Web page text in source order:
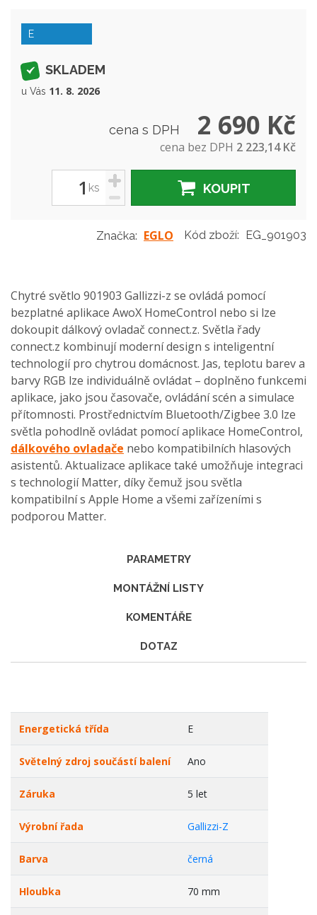
E
SKLADEM
u Vás 11. 8. 2026
cena s DPH 2 690 Kč
cena bez DPH 2 223,14 Kč
ks
+
-
KOUPIT
Značka: EGLO Kód zboží: EG_901903
Chytré světlo 901903 Gallizzi-z se ovládá pomocí
bezplatné aplikace AwoX HomeControl nebo si lze
dokoupit dálkový ovladač connect.z. Světla řady
connect.z kombinují moderní design s inteligentní
technologií pro chytrou domácnost. Jas, teplotu barev a
barvy RGB lze individuálně ovládat – doplněno funkcemi
aplikace, jako jsou časovače, ovládání scén a simulace
přítomnosti. Prostřednictvím Bluetooth/Zigbee 3.0 lze
světla pohodlně ovládat pomocí aplikace HomeControl,
dálkového ovladače nebo kompatibilních hlasových
asistentů. Aktualizace aplikace také umožňuje integraci
s technologií Matter, díky čemuž jsou světla
kompatibilní s Apple Home a všemi zařízeními s
podporou Matter.
PARAMETRY
MONTÁŽNÍ LISTY
KOMENTÁŘE
DOTAZ
Energetická třída E
Světelný zdroj součástí balení Ano
Záruka 5 let
Výrobní řada Gallizzi-Z
Barva černá
Hloubka 70 mm